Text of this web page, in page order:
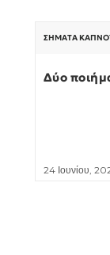
ΣΉΜΑΤΑ
Δύο
24 Ιουνίου,